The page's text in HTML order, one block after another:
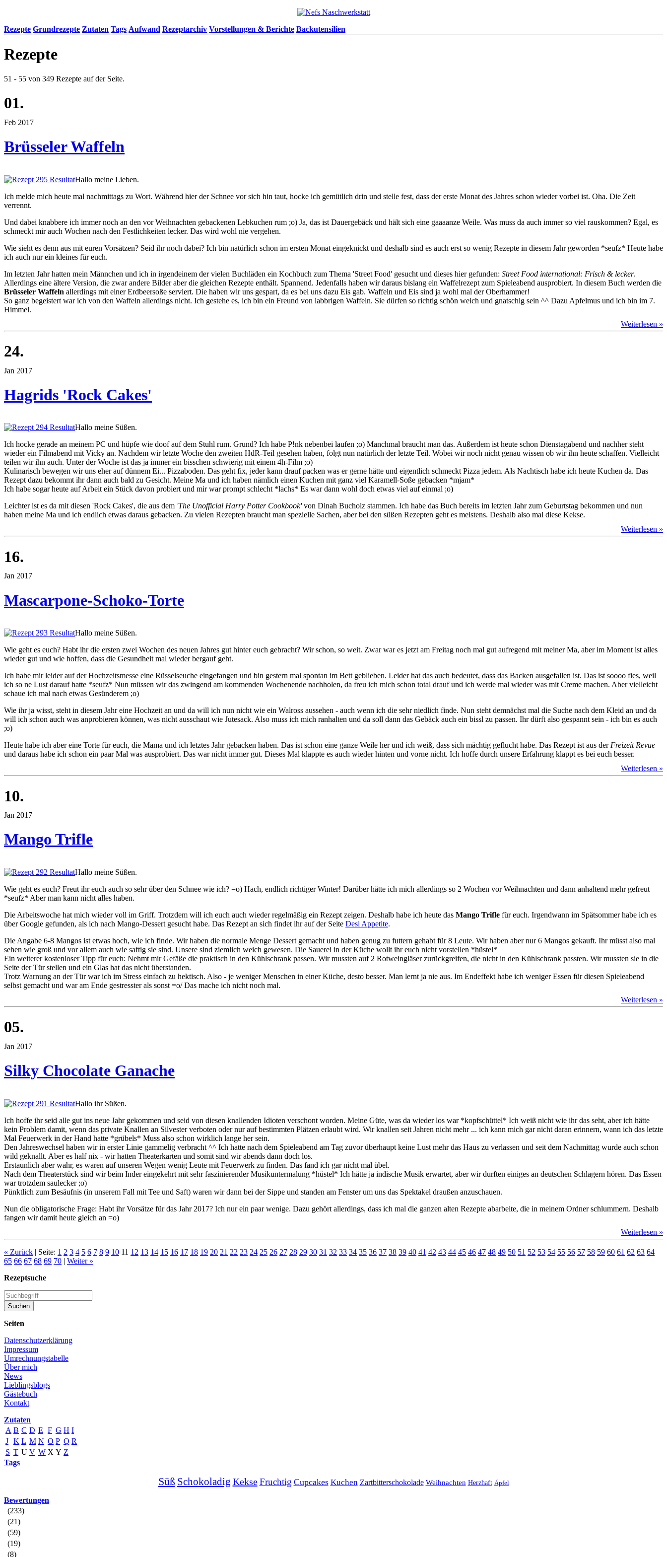
Rezepte Grundrezepte Zutaten Tags Aufwand Rezeptarchiv Vorstellungen & Berichte Backutensilien
Rezepte
51 - 55 von 349 Rezepte auf der Seite.
01.
Feb 2017
Brüsseler Waffeln
Hallo meine Lieben.
Ich melde mich heute mal nachmittags zu Wort. Während hier der Schnee vor sich hin taut, hocke ich gemütlich drin und stelle fest, dass der erste Monat des Jahres schon wieder vorbei ist. Oha. Die Zeit
verrennt.
Und dabei knabbere ich immer noch an den vor Weihnachten gebackenen Lebkuchen rum ;o) Ja, das ist Dauergebäck und hält sich eine gaaaanze Weile. Was muss da auch immer so viel rauskommen? Egal, es
schmeckt mir auch Wochen nach den Festlichkeiten lecker. Das wird wohl nie vergehen.
Wie sieht es denn aus mit euren Vorsätzen? Seid ihr noch dabei? Ich bin natürlich schon im ersten Monat eingeknickt und deshalb sind es auch erst so wenig Rezepte in diesem Jahr geworden *seufz* Heute habe
ich auch nur ein kleines für euch.
Im letzten Jahr hatten mein Männchen und ich in irgendeinem der vielen Buchläden ein Kochbuch zum Thema 'Street Food' gesucht und dieses hier gefunden: Street Food international: Frisch & lecker.
Allerdings eine ältere Version, die zwar andere Bilder aber die gleichen Rezepte enthält. Spannend. Jedenfalls haben wir daraus bislang ein Waffelrezept zum Spieleabend ausprobiert. In diesem Buch werden die
Brüsseler Waffeln allerdings mit einer Erdbeersoße serviert. Die haben wir uns gespart, da es bei uns dazu Eis gab. Waffeln und Eis sind ja wohl mal der Oberhammer!
So ganz begeistert war ich von den Waffeln allerdings nicht. Ich gestehe es, ich bin ein Freund von labbrigen Waffeln. Sie dürfen so richtig schön weich und gnatschig sein ^^ Dazu Apfelmus und ich bin im 7.
Himmel.
Weiterlesen »
24.
Jan 2017
Hagrids 'Rock Cakes'
Hallo meine Süßen.
Ich hocke gerade an meinem PC und hüpfe wie doof auf dem Stuhl rum. Grund? Ich habe P!nk nebenbei laufen ;o) Manchmal braucht man das. Außerdem ist heute schon Dienstagabend und nachher steht
wieder ein Filmabend mit Vicky an. Nachdem wir letzte Woche den zweiten HdR-Teil gesehen haben, folgt nun natürlich der letzte Teil. Wobei wir noch nicht genau wissen ob wir ihn heute schaffen. Vielleicht
teilen wir ihn auch. Unter der Woche ist das ja immer ein bisschen schwierig mit einem 4h-Film ;o)
Kulinarisch bewegen wir uns eher auf dünnem Ei... Pizzaboden. Das geht fix, jeder kann drauf packen was er gerne hätte und eigentlich schmeckt Pizza jedem. Als Nachtisch habe ich heute Kuchen da. Das
Rezept dazu bekommt ihr dann auch bald zu Gesicht. Meine Ma und ich haben nämlich einen Kuchen mit ganz viel Karamell-Soße gebacken *mjam*
Ich habe sogar heute auf Arbeit ein Stück davon probiert und mir war prompt schlecht *lachs* Es war dann wohl doch etwas viel auf einmal ;o)
Leichter ist es da mit diesen 'Rock Cakes', die aus dem 'The Unofficial Harry Potter Cookbook'von Dinah Bucholz stammen. Ich habe das Buch bereits im letzten Jahr zum Geburtstag bekommen und nun
haben meine Ma und ich endlich etwas daraus gebacken. Zu vielen Rezepten braucht man spezielle Sachen, aber bei den süßen Rezepten geht es meistens. Deshalb also mal diese Kekse.
Weiterlesen »
16.
Jan 2017
Mascarpone-Schoko-Torte
Hallo meine Süßen.
Wie geht es euch? Habt ihr die ersten zwei Wochen des neuen Jahres gut hinter euch gebracht? Wir schon, so weit. Zwar war es jetzt am Freitag noch mal gut aufregend mit meiner Ma, aber im Moment ist alles
wieder gut und wie hoffen, dass die Gesundheit mal wieder bergauf geht.
Ich habe mir leider auf der Hochzeitsmesse eine Rüsselseuche eingefangen und bin gestern mal spontan im Bett geblieben. Leider hat das auch bedeutet, dass das Backen ausgefallen ist. Das ist soooo fies, weil
ich so ne Lust darauf hatte *seufz* Nun müssen wir das zwingend am kommenden Wochenende nachholen, da freu ich mich schon total drauf und ich werde mal wieder was mit Creme machen. Aber vielleicht
schaue ich mal nach etwas Gesünderem ;o)
Wie ihr ja wisst, steht in diesem Jahr eine Hochzeit an und da will ich nun nicht wie ein Walross aussehen - auch wenn ich die sehr niedlich finde. Nun steht demnächst mal die Suche nach dem Kleid an und da
will ich schon auch was anprobieren können, was nicht ausschaut wie Jutesack. Also muss ich mich ranhalten und da soll dann das Gebäck auch ein bissl zu passen. Ihr dürft also gespannt sein - ich bin es auch
;o)
Heute habe ich aber eine Torte für euch, die Mama und ich letztes Jahr gebacken haben. Das ist schon eine ganze Weile her und ich weiß, dass sich mächtig geflucht habe. Das Rezept ist aus der Freizeit Revue
und daraus habe ich schon ein paar Mal was ausprobiert. Das war nicht immer gut. Dieses Mal klappte es auch wieder hinten und vorne nicht. Ich hoffe durch unsere Erfahrung klappt es bei euch besser.
Weiterlesen »
10.
Jan 2017
Mango Trifle
Hallo meine Süßen.
Wie geht es euch? Freut ihr euch auch so sehr über den Schnee wie ich? =o) Hach, endlich richtiger Winter! Darüber hätte ich mich allerdings so 2 Wochen vor Weihnachten und dann anhaltend mehr gefreut
*seufz* Aber man kann nicht alles haben.
Die Arbeitswoche hat mich wieder voll im Griff. Trotzdem will ich euch auch wieder regelmäßig ein Rezept zeigen. Deshalb habe ich heute das Mango Trifle für euch. Irgendwann im Spätsommer habe ich es
über Google gefunden, als ich nach Mango-Dessert gesucht habe. Das Rezept an sich findet ihr auf der Seite Desi Appetite.
Die Angabe 6-8 Mangos ist etwas hoch, wie ich finde. Wir haben die normale Menge Dessert gemacht und haben genug zu futtern gehabt für 8 Leute. Wir haben aber nur 6 Mangos gekauft. Ihr müsst also mal
sehen wie groß und vor allem auch wie saftig sie sind. Unsere sind ziemlich weich gewesen. Die Sauerei in der Küche wollt ihr euch nicht vorstellen *hüstel*
Ein weiterer kostenloser Tipp für euch: Nehmt mir Gefäße die praktisch in den Kühlschrank passen. Wir mussten auf 2 Rotweingläser zurückgreifen, die nicht in den Kühlschrank passten. Wir mussten sie in die
Seite der Tür stellen und ein Glas hat das nicht überstanden.
Trotz Warnung an der Tür war ich im Stress einfach zu hektisch. Also - je weniger Menschen in einer Küche, desto besser. Man lernt ja nie aus. Im Endeffekt habe ich weniger Essen für diesen Spieleabend
selbst gemacht und war am Ende gestresster als sonst =o/ Das mache ich nicht noch mal.
Weiterlesen »
05.
Jan 2017
Silky Chocolate Ganache
Hallo ihr Süßen.
Ich hoffe ihr seid alle gut ins neue Jahr gekommen und seid von diesen knallenden Idioten verschont worden. Meine Güte, was da wieder los war *kopfschüttel* Ich weiß nicht wie ihr das seht, aber ich hätte
kein Problem damit, wenn das private Knallen an Silvester verboten oder nur auf bestimmten Plätzen erlaubt wird. Wir knallen seit Jahren nicht mehr ... ich kann mich gar nicht daran erinnern, wann ich das letzte
Mal Feuerwerk in der Hand hatte *grübels* Muss also schon wirklich lange her sein.
Den Jahreswechsel haben wir in erster Linie gammelig verbracht ^^ Ich hatte nach dem Spieleabend am Tag zuvor überhaupt keine Lust mehr das Haus zu verlassen und seit dem Nachmittag wurde auch schon
wild geknallt. Aber es half nix - wir hatten Theaterkarten und somit sind wir abends dann doch los.
Erstaunlich aber wahr, es waren auf unseren Wegen wenig Leute mit Feuerwerk zu finden. Das fand ich gar nicht mal übel.
Nach dem Theaterstück sind wir beim Inder eingekehrt mit sehr faszinierender Musikuntermalung *hüstel* Ich hätte ja indische Musik erwartet, aber wir durften einiges an deutschen Schlagern hören. Das Essen
war trotzdem saulecker ;o)
Pünktlich zum Besäufnis (in unserem Fall mit Tee und Saft) waren wir dann bei der Sippe und standen am Fenster um uns das Spektakel draußen anzuschauen.
Nun die obligatorische Frage: Habt ihr Vorsätze für das Jahr 2017? Ich nur ein paar wenige. Dazu gehört allerdings, dass ich mal die ganzen alten Rezepte abarbeite, die in meinem Ordner schlummern. Deshalb
fangen wir damit heute gleich an =o)
Weiterlesen »
« Zurück | Seite: 1 2 3 4 5 6 7 8 9 10 11 12 13 14 15 16 17 18 19 20 21 22 23 24 25 26 27 28 29 30 31 32 33 34 35 36 37 38 39 40 41 42 43 44 45 46 47 48 49 50 51 52 53 54 55 56 57 58 59 60 61 62 63 64
65 66 67 68 69 70 | Weiter »
Rezeptsuche
Seiten
Datenschutzerklärung
Impressum
Umrechnungstabelle
Über mich
News
Lieblingsblogs
Gästebuch
Kontakt
Zutaten
A B C D E F G H I
J K L M N O P Q R
S T U V W X Y Z
Tags
Süß Schokoladig Kekse Fruchtig Cupcakes Kuchen Zartbitterschokolade Weihnachten Herzhaft Äpfel
Bewertungen
(233)
(21)
(59)
(19)
(8)